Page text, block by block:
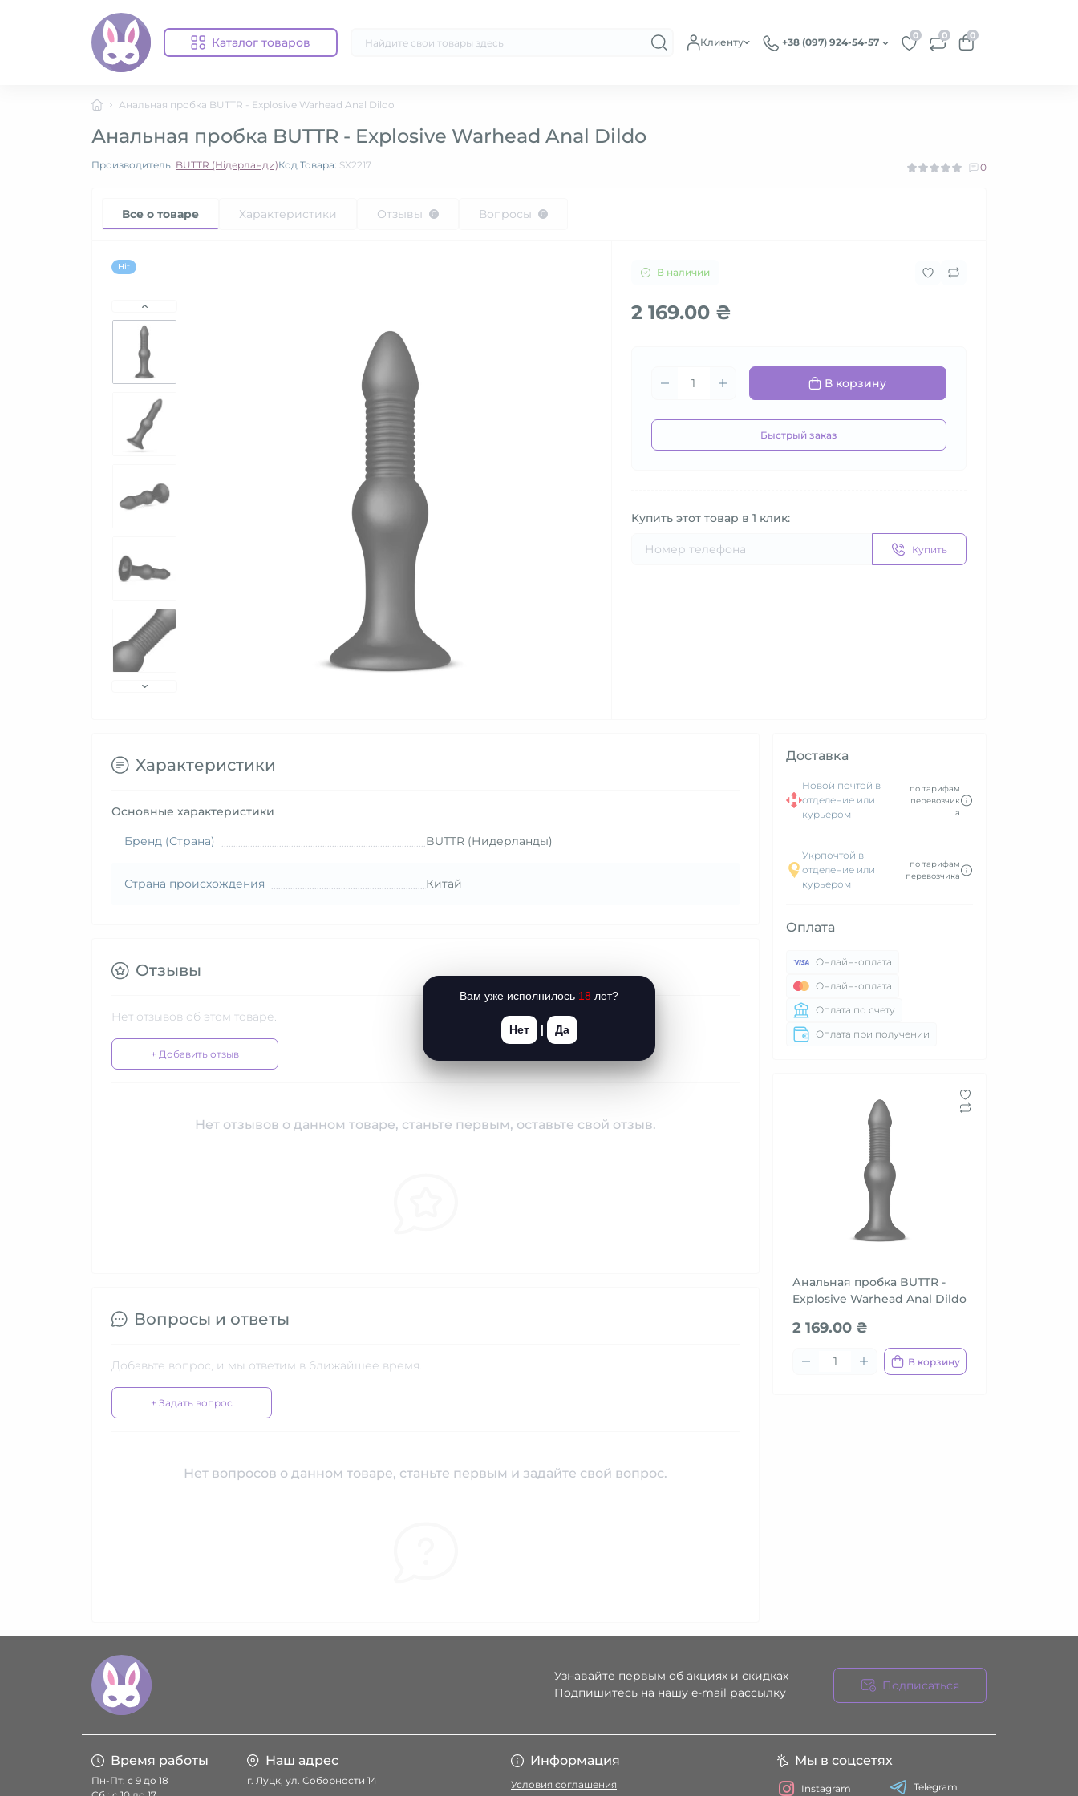
Каталог товаров Клиенту +38 (097) 924-54-57
0 0 0
Анальная пробка BUTTR - Explosive Warhead Anal Dildo
Анальная пробка BUTTR - Explosive Warhead Anal Dildo
Производитель: BUTTR (Нідерланди)Код Товара: SX2217 0
Все о товаре Характеристики Отзывы 0 Вопросы 0
Hit В наличии
2 169.00 ₴
В корзину
Быстрый заказ
Купить этот товар в 1 клик:
Купить
Доставка
Новой почтой в
отделение или
курьером
по тарифам
перевозчик
а
Укрпочтой в
отделение или
курьером
по тарифам
перевозчика
Оплата
Онлайн-оплата
Онлайн-оплата
Оплата по счету
Оплата при получении
Анальная пробка BUTTR -
Explosive Warhead Anal Dildo
2 169.00 ₴
В корзину
Характеристики
Основные характеристики
Бренд (Страна) BUTTR (Нидерланды)
Страна происхождения Китай
Отзывы
Нет отзывов об этом товаре.
+ Добавить отзыв
Нет отзывов о данном товаре, станьте первым, оставьте свой отзыв.
Вопросы и ответы
Добавьте вопрос, и мы ответим в ближайшее время.
+ Задать вопрос
Нет вопросов о данном товаре, станьте первым и задайте свой вопрос.
Узнавайте первым об акциях и скидках
Подпишитесь на нашу e-mail рассылку
Подписаться
Время работы
Пн-Пт: с 9 до 18
Наш адрес
г. Луцк, ул. Соборности 14
Информация
Условия соглашения
Мы в соцсетях
Instagram Telegram
Вам уже исполнилось 18 лет?
Нет | Да